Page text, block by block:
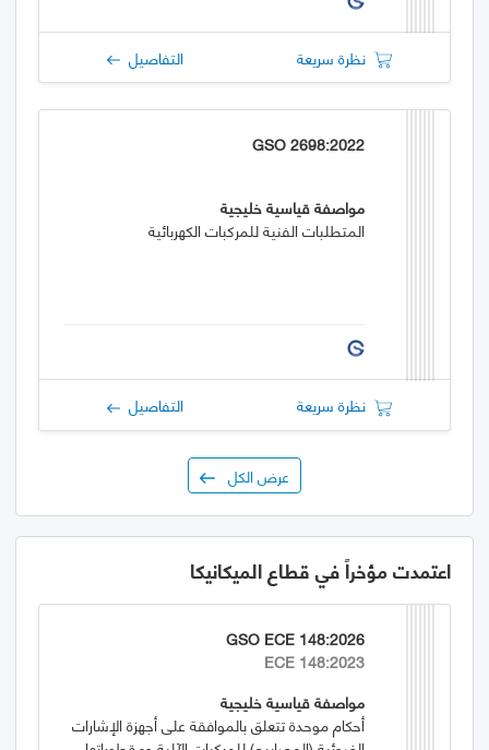
نظرة سريعة التفاصيل
GSO 2698:2022
مواصفة قياسية خليجية
المتطلبات الفنية للمركبات الكهربائية
نظرة سريعة التفاصيل
عرض الكل
اعتمدت مؤخراً في قطاع الميكانيكا
GSO ECE 148:2026
ECE 148:2023
مواصفة قياسية خليجية
أحكام موحدة تتعلق بالموافقة على أجهزة الإشارات